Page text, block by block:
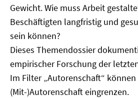
Gewicht. Wie muss Arbeit
Beschäftigten langfristig und
sein können?
Dieses Themendossier
empirischer Forschung der
Im Filter „Autorenschaft“ können
(Mit-)Autorenschaft eingrenzen.